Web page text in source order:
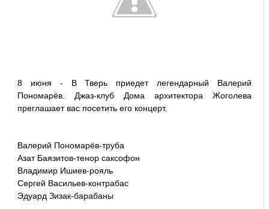
8 июня - В Тверь приедет легендарный Валерий
Пономарёв. Джаз-клуб Дома архитектора Жоголева
преглашает вас посетить его концерт.
Валерий Пономарёв-труба
Азат Баязитов-тенор саксофон
Владимир Ишиев-рояль
Сергей Васильев-контрабас
Эдуард Зизак-барабаны